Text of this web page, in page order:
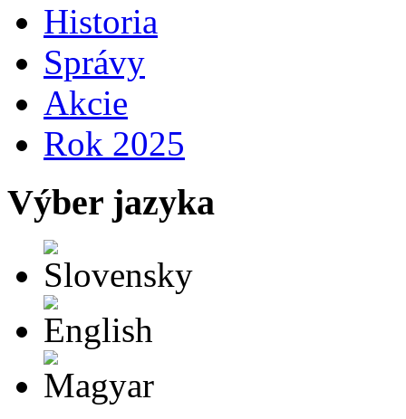
Historia
Správy
Akcie
Rok 2025
Výber jazyka